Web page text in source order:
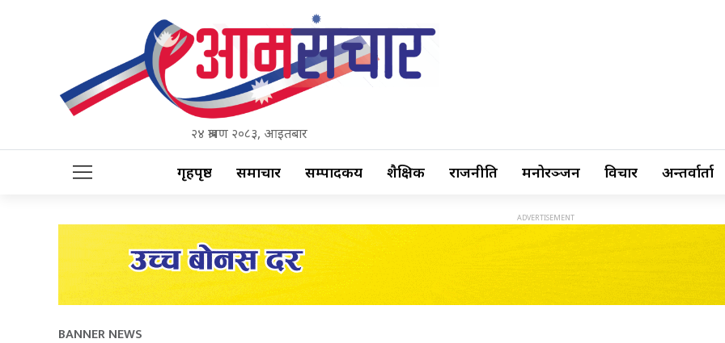
२४ श्रावण २०८३, आइतबार
गृहपृष्ठ समाचार सम्पादकीय शैक्षिक राजनीति मनोरञ्जन विचार अन्तर्वार्ता
BANNER NEWS